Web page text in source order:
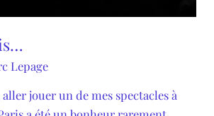
Lepage
jouer un de mes spectacles à